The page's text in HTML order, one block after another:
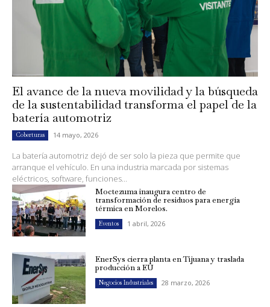
El avance de la nueva movilidad y la búsqueda
de la sustentabilidad transforma el papel de la
batería automotriz
Coberturas 14 mayo, 2026
La batería automotriz dejó de ser solo la pieza que permite que
arranque el vehículo. En una industria marcada por sistemas
eléctricos, software, funciones...
Moctezuma inaugura centro de
transformación de residuos para energía
térmica en Morelos.
Eventos 1 abril, 2026
EnerSys cierra planta en Tijuana y traslada
producción a EU
Negocios Industriales 28 marzo, 2026